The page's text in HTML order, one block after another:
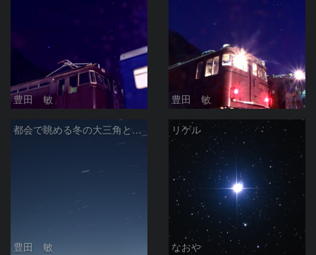
豊田 敏 豊田 敏
都会で眺める冬の大三角とカノープス 2024/02/12
豊田 敏
リゲル
なおや